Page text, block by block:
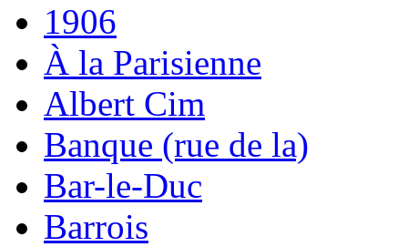
1906
À la Parisienne
Albert Cim
Banque (rue de la)
Bar-le-Duc
Barrois